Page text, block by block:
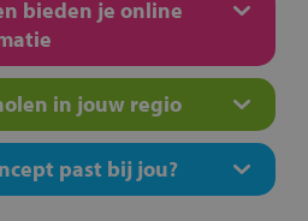
bieden je online
in jouw regio
past bij jou?